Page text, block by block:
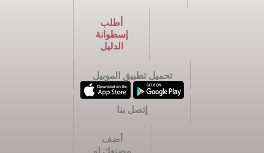
أطلب
إسطوانة
الدليل
تحميل تطبيق الموبيل
إتصل بنا
أضف
مصنعك او